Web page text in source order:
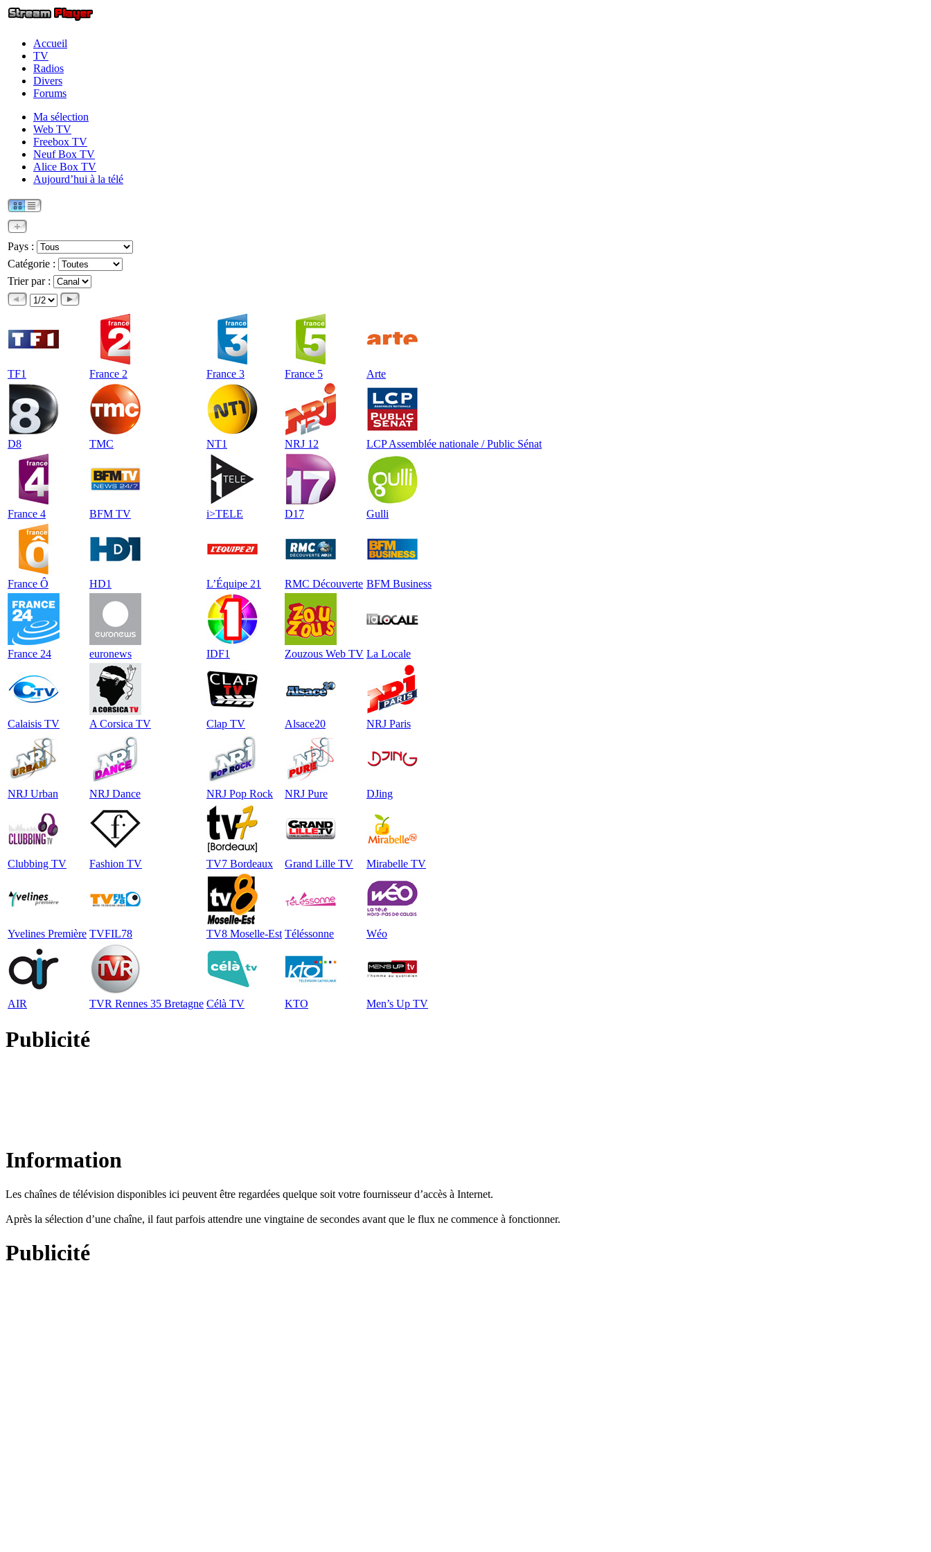
Accueil
TV
Radios
Divers
Forums
Ma sélection
Web TV
Freebox TV
Neuf Box TV
Alice Box TV
Aujourd’hui à la télé
Pays :
Catégorie :
Trier par :
TF1 France 2 France 3 France 5 Arte
D8 TMC NT1 NRJ 12 LCP Assemblée nationale / Public Sénat
France 4 BFM TV i>TELE D17 Gulli
France Ô HD1 L’Équipe 21 RMC Découverte BFM Business
France 24 euronews IDF1 Zouzous Web TV La Locale
Calaisis TV A Corsica TV Clap TV Alsace20 NRJ Paris
NRJ Urban NRJ Dance NRJ Pop Rock NRJ Pure DJing
Clubbing TV Fashion TV TV7 Bordeaux Grand Lille TV Mirabelle TV
Yvelines Première TVFIL78 TV8 Moselle-Est Téléssonne Wéo
AIR TVR Rennes 35 Bretagne Célà TV KTO Men’s Up TV
Publicité
Information
Les chaînes de télévision disponibles ici peuvent être regardées quelque soit votre fournisseur d’accès à Internet.
Après la sélection d’une chaîne, il faut parfois attendre une vingtaine de secondes avant que le flux ne commence à fonctionner.
Publicité